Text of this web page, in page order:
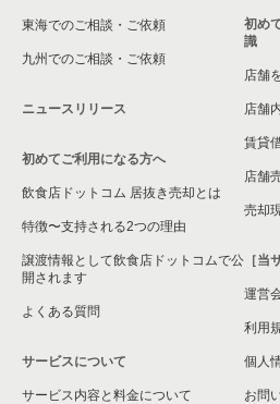
東海でのご相談・ご依頼
九州でのご相談・ご依頼
ニュースリリース
初めてご利用になる方へ
飲食店ドットコム 居抜き売却とは
特徴〜支持される2つの理由
譲渡情報として飲食店ドットコムで公
開されます
よくある質問
サービスについて
サービス内容と料金について
初め
識
店舗
店舗
賃貸
店舗
売却
［当
運営
利用
個人
お問